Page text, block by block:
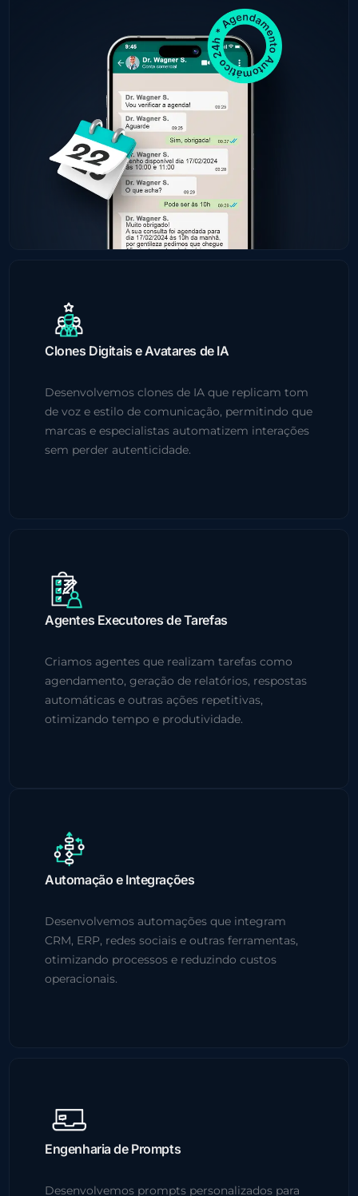
Clones Digitais e Avatares de IA
Desenvolvemos clones de IA que replicam tom
de voz e estilo de comunicação, permitindo que
marcas e especialistas automatizem interações
sem perder autenticidade.
Agentes Executores de Tarefas
Criamos agentes que realizam tarefas como
agendamento, geração de relatórios, respostas
automáticas e outras ações repetitivas,
otimizando tempo e produtividade.
Automação e Integrações
Desenvolvemos automações que integram
CRM, ERP, redes sociais e outras ferramentas,
otimizando processos e reduzindo custos
operacionais.
Engenharia de Prompts
Desenvolvemos prompts personalizados para